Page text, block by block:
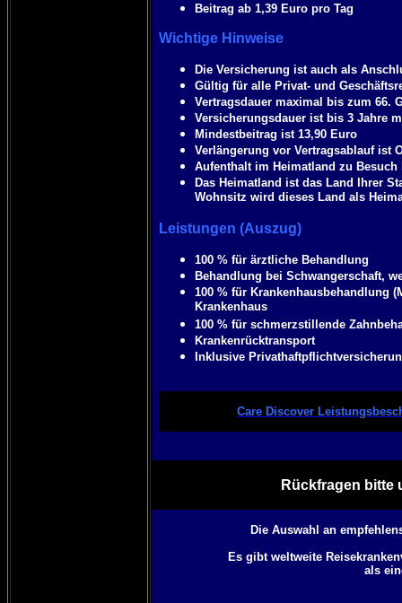
Beitrag ab 1,39 Euro pro Tag
Wichtige Hinweise
Die Versicherung ist auch als
Gültig für alle Privat- und
Vertragsdauer maximal bis zum 66.
Versicherungsdauer ist bis 3 Jahre
Mindestbeitrag ist 13,90 Euro
Verlängerung vor Vertragsablauf ist
Aufenthalt im Heimatland zu
Das Heimatland ist das Land Ihrer
Wohnsitz wird dieses Land als
Leistungen (Auszug)
100 % für ärztliche Behandlung
Behandlung bei Schwangerschaft,
100 % für Krankenhausbehandlung
Krankenhaus
100 % für schmerzstillende
Krankenrücktransport
Inklusive
Care Discover
Rückfragen bitte
Die Auswahl an
Es gibt weltweite
als